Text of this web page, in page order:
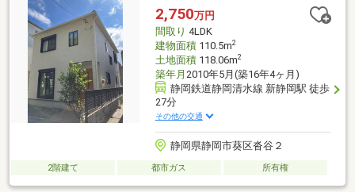
で、丁寧にお使いです。オール電化住宅。省エネ給湯器「エコキ
ュート」2ウェイキッチンで家事動線が良く、玄関横に物入、１階
に納戸あり。収納も充実
2,750万円
間取り 4LDK
建物面積110.5m2
土地面積118.06m2
築年月 2010年5月(築16年4ヶ月)
静岡鉄道静岡清水線 新静岡駅 徒歩
27分
その他の交通
静岡県静岡市葵区沓谷２
2階建て 都市ガス 所有権